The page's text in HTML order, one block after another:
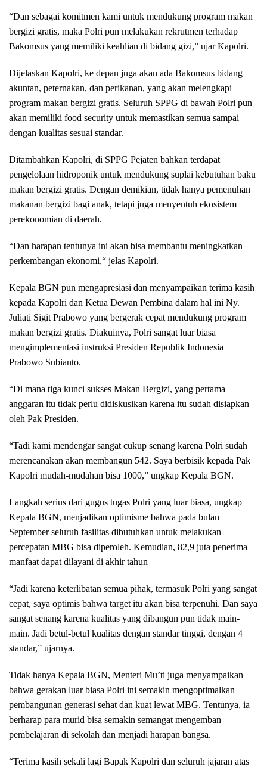
“Dan sebagai komitmen kami untuk mendukung program makan
bergizi gratis, maka Polri pun melakukan rekrutmen terhadap
Bakomsus yang memiliki keahlian di bidang gizi,” ujar Kapolri.
Dijelaskan Kapolri, ke depan juga akan ada Bakomsus bidang
akuntan, peternakan, dan perikanan, yang akan melengkapi
program makan bergizi gratis. Seluruh SPPG di bawah Polri pun
akan memiliki food security untuk memastikan semua sampai
dengan kualitas sesuai standar.
Ditambahkan Kapolri, di SPPG Pejaten bahkan terdapat
pengelolaan hidroponik untuk mendukung suplai kebutuhan baku
makan bergizi gratis. Dengan demikian, tidak hanya pemenuhan
makanan bergizi bagi anak, tetapi juga menyentuh ekosistem
perekonomian di daerah.
“Dan harapan tentunya ini akan bisa membantu meningkatkan
perkembangan ekonomi,“ jelas Kapolri.
Kepala BGN pun mengapresiasi dan menyampaikan terima kasih
kepada Kapolri dan Ketua Dewan Pembina dalam hal ini Ny.
Juliati Sigit Prabowo yang bergerak cepat mendukung program
makan bergizi gratis. Diakuinya, Polri sangat luar biasa
mengimplementasi instruksi Presiden Republik Indonesia
Prabowo Subianto.
“Di mana tiga kunci sukses Makan Bergizi, yang pertama
anggaran itu tidak perlu didiskusikan karena itu sudah disiapkan
oleh Pak Presiden.
“Tadi kami mendengar sangat cukup senang karena Polri sudah
merencanakan akan membangun 542. Saya berbisik kepada Pak
Kapolri mudah-mudahan bisa 1000,” ungkap Kepala BGN.
Langkah serius dari gugus tugas Polri yang luar biasa, ungkap
Kepala BGN, menjadikan optimisme bahwa pada bulan
September seluruh fasilitas dibutuhkan untuk melakukan
percepatan MBG bisa diperoleh. Kemudian, 82,9 juta penerima
manfaat dapat dilayani di akhir tahun
“Jadi karena keterlibatan semua pihak, termasuk Polri yang sangat
cepat, saya optimis bahwa target itu akan bisa terpenuhi. Dan saya
sangat senang karena kualitas yang dibangun pun tidak main-
main. Jadi betul-betul kualitas dengan standar tinggi, dengan 4
standar,” ujarnya.
Tidak hanya Kepala BGN, Menteri Mu’ti juga menyampaikan
bahwa gerakan luar biasa Polri ini semakin mengoptimalkan
pembangunan generasi sehat dan kuat lewat MBG. Tentunya, ia
berharap para murid bisa semakin semangat mengemban
pembelajaran di sekolah dan menjadi harapan bangsa.
“Terima kasih sekali lagi Bapak Kapolri dan seluruh jajaran atas